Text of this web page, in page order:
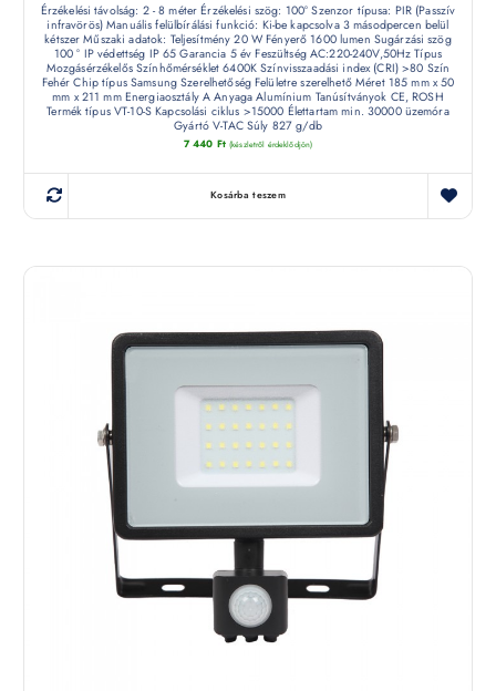
Érzékelési távolság: 2 - 8 méter Érzékelési szög: 100° Szenzor típusa: PIR (Passzív
infravörös) Manuális felülbírálási funkció: Ki-be kapcsolva 3 másodpercen belül
kétszer Műszaki adatok: Teljesítmény 20 W Fényerő 1600 lumen Sugárzási szög
100 ° IP védettség IP 65 Garancia 5 év Feszültség AC:220-240V,50Hz Típus
Mozgásérzékelős Színhőmérséklet 6400K Színvisszaadási index (CRI) >80 Szín
Fehér Chip típus Samsung Szerelhetőség Felületre szerelhető Méret 185 mm x 50
mm x 211 mm Energiaosztály A Anyaga Alumínium Tanúsítványok CE, ROSH
Termék típus VT-10-S Kapcsolási ciklus >15000 Élettartam min. 30000 üzemóra
Gyártó V-TAC Súly 827 g/db
7 440 Ft (készletről érdeklődjön)
Kosárba teszem